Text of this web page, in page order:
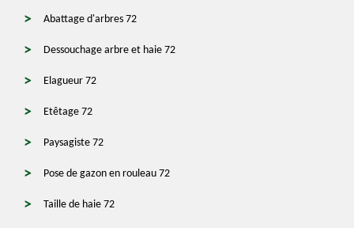
Abattage d'arbres 72
Dessouchage arbre et haie 72
Elagueur 72
Etêtage 72
Paysagiste 72
Pose de gazon en rouleau 72
Taille de haie 72